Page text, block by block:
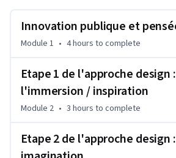
mieux avec moins ! L'innovation
grâce aux apports de ce que l'on
Ce MOOC a été réalisé en partenariat
départemental du Val d'Oise, pionnier
de ces approches. Son originalité ?
l'expertise de spécialistes du sujet et
Innovation publique et
Module 1 • 4 hours to complete
Etape 1 de l'approche design :
l'immersion / inspiration
Module 2 • 3 hours to complete
Etape 2 de l'approche